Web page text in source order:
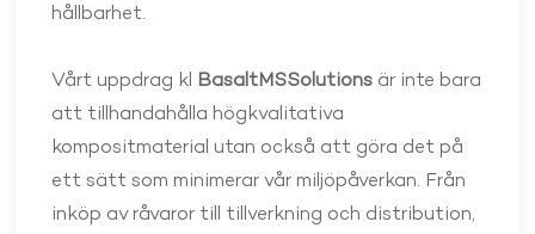
hållbarhet.
Vårt uppdrag kl BasaltMSSolutions är inte bara
att tillhandahålla högkvalitativa
kompositmaterial utan också att göra det på
ett sätt som minimerar vår miljöpåverkan. Från
inköp av råvaror till tillverkning och distribution,